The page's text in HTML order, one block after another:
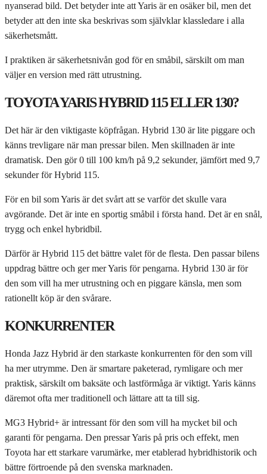
nyanserad bild. Det betyder inte att Yaris är en osäker bil, men det
betyder att den inte ska beskrivas som självklar klassledare i alla
säkerhetsmått.
I praktiken är säkerhetsnivån god för en småbil, särskilt om man
väljer en version med rätt utrustning.
TOYOTA YARIS HYBRID 115 ELLER 130?
Det här är den viktigaste köpfrågan. Hybrid 130 är lite piggare och
känns trevligare när man pressar bilen. Men skillnaden är inte
dramatisk. Den gör 0 till 100 km/h på 9,2 sekunder, jämfört med 9,7
sekunder för Hybrid 115.
För en bil som Yaris är det svårt att se varför det skulle vara
avgörande. Det är inte en sportig småbil i första hand. Det är en snål,
trygg och enkel hybridbil.
Därför är Hybrid 115 det bättre valet för de flesta. Den passar bilens
uppdrag bättre och ger mer Yaris för pengarna. Hybrid 130 är för
den som vill ha mer utrustning och en piggare känsla, men som
rationellt köp är den svårare.
KONKURRENTER
Honda Jazz Hybrid är den starkaste konkurrenten för den som vill
ha mer utrymme. Den är smartare paketerad, rymligare och mer
praktisk, särskilt om baksäte och lastförmåga är viktigt. Yaris känns
däremot ofta mer traditionell och lättare att ta till sig.
MG3 Hybrid+ är intressant för den som vill ha mycket bil och
garanti för pengarna. Den pressar Yaris på pris och effekt, men
Toyota har ett starkare varumärke, mer etablerad hybridhistorik och
bättre förtroende på den svenska marknaden.